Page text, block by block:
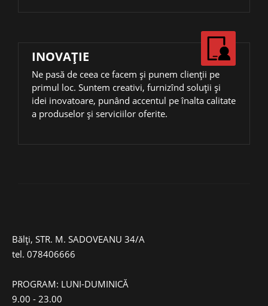
INOVAŢIE
Ne pasă de ceea ce facem și punem clienții pe
primul loc. Suntem creativi, furnizînd soluții și
idei inovatoare, punând accentul pe înalta calitate
a produselor și serviciilor oferite.
Bălți, STR. M. SADOVEANU 34/A
tel. 078406666
PROGRAM: LUNI-DUMINICĂ
9.00 - 23.00